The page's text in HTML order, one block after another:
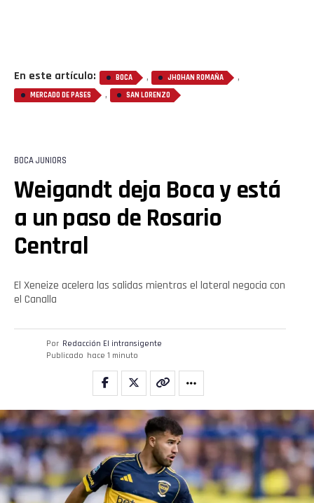
En este artículo: BOCA , JHOHAN ROMAÑA ,
MERCADO DE PASES , SAN LORENZO
BOCA JUNIORS
Weigandt deja Boca y está
a un paso de Rosario
Central
El Xeneize acelera las salidas mientras el lateral negocia con
el Canalla
Por Redacción El intransigente
Publicado hace 1 minuto